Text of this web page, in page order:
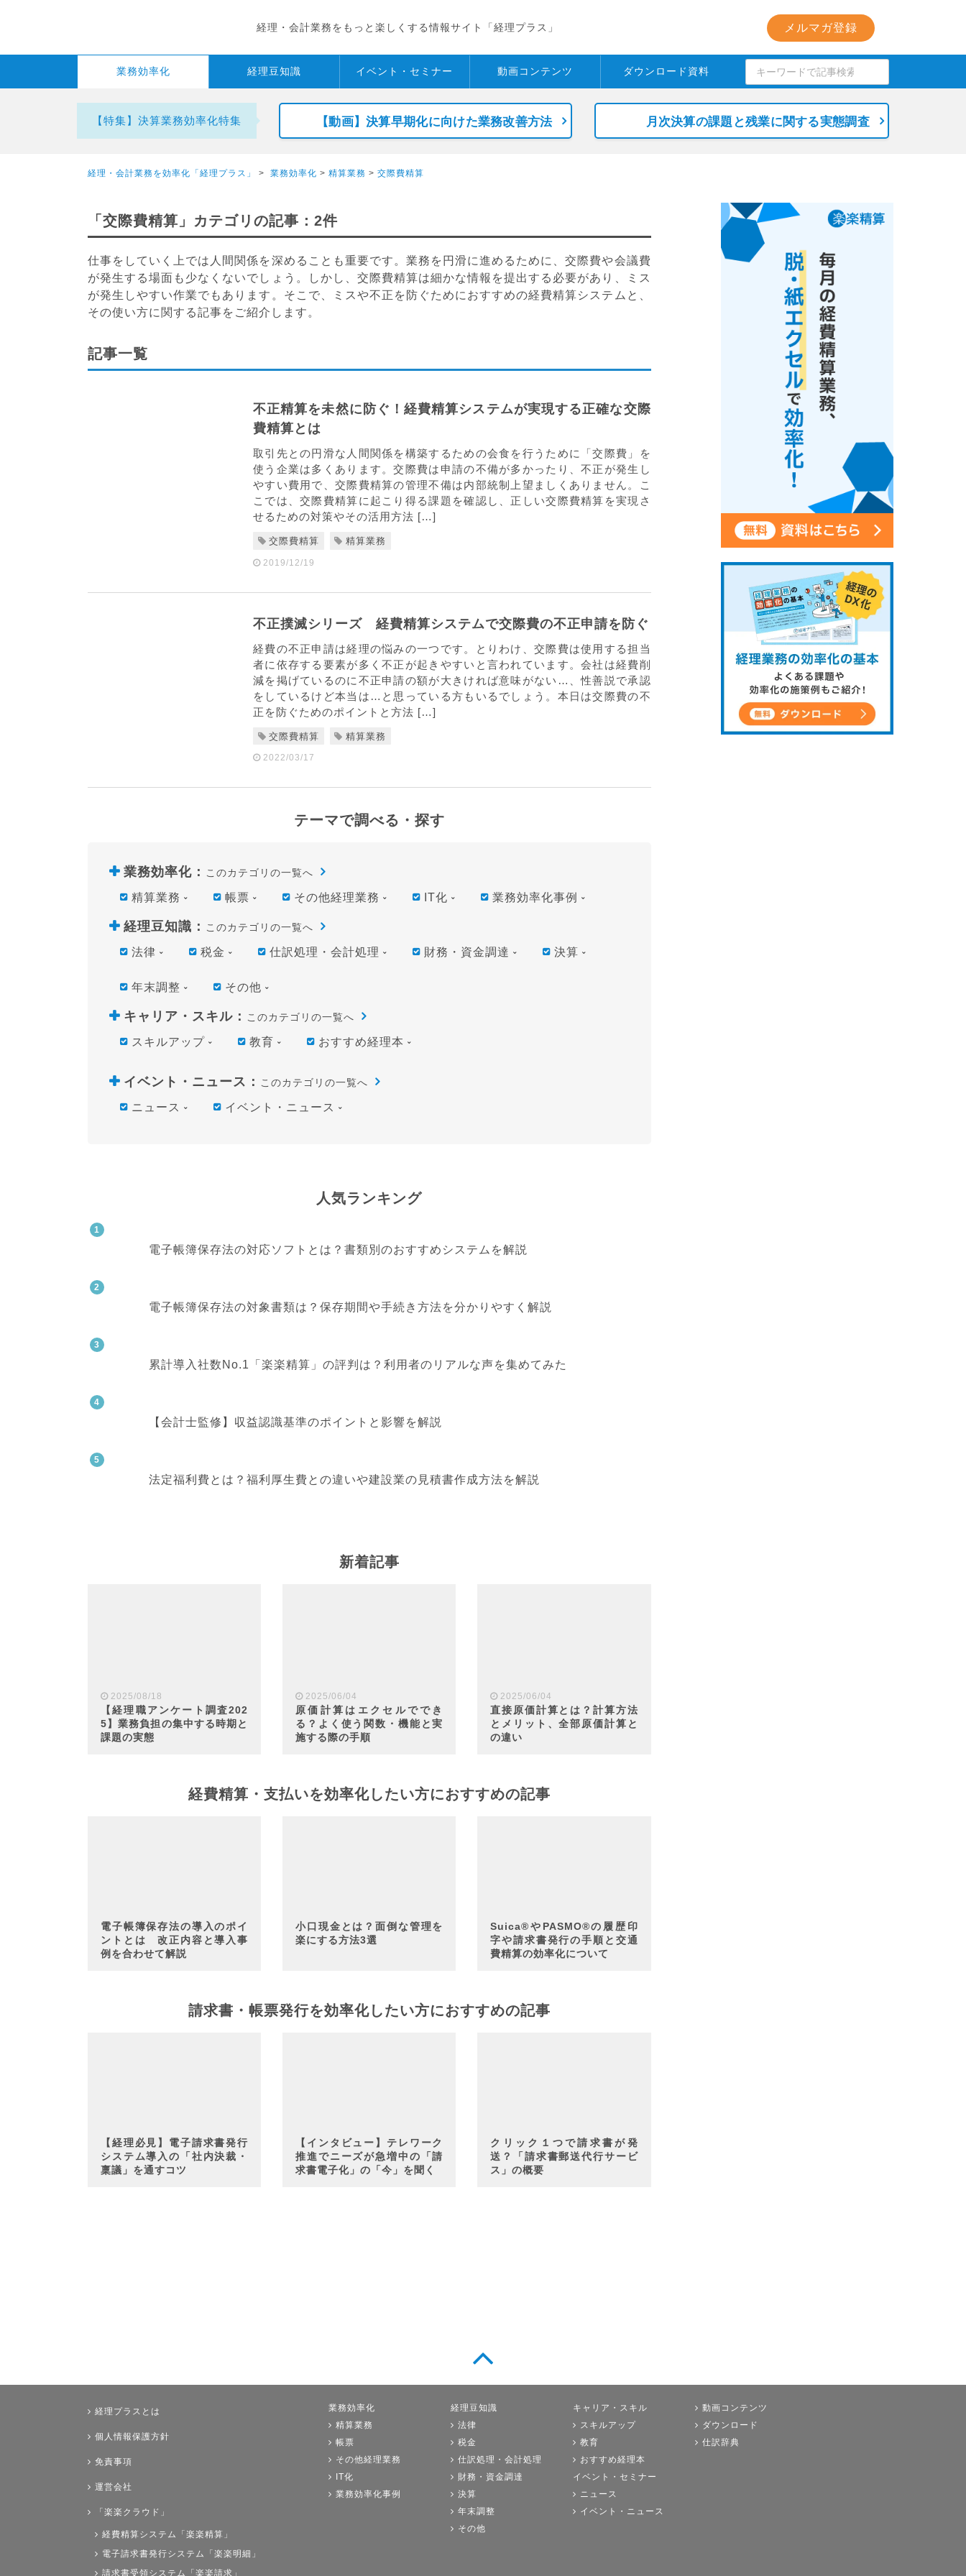
経理・会計業務をもっと楽しくする情報サイト「経理プラス」 メルマガ登録
業務効率化 経理豆知識 イベント・ セミナー 動画コンテンツ ダウンロード資料
【特集】決算業務効率化特集 【動画】決算早期化に向けた業務改善方法 月次決算の課題と残業に関する実態調査
経理・会計業務を効率化「経理プラス」 > 業務効率化 > 精算業務 > 交際費精算
「交際費精算」カテゴリの記事：2件
仕事をしていく上では人間関係を深めることも重要です。業務を円滑に進めるために、交際費や会議費
が発生する場面も少なくないでしょう。しかし、交際費精算は細かな情報を提出する必要があり、ミス
が発生しやすい作業でもあります。そこで、ミスや不正を防ぐためにおすすめの経費精算システムと、
その使い方に関する記事をご紹介します。
記事一覧
不正精算を未然に防ぐ！経費精算システムが実現する正確な交際
費精算とは
取引先との円滑な人間関係を構築するための会食を行うために「交際費」を
使う企業は多くあります。交際費は申請の不備が多かったり、不正が発生し
やすい費用で、交際費精算の管理不備は内部統制上望ましくありません。こ
こでは、交際費精算に起こり得る課題を確認し、正しい交際費精算を実現さ
せるための対策やその活用方法 […]
交際費精算 精算業務
2019/12/19
不正撲滅シリーズ 経費精算システムで交際費の不正申請を防ぐ
経費の不正申請は経理の悩みの一つです。とりわけ、交際費は使用する担当
者に依存する要素が多く不正が起きやすいと言われています。会社は経費削
減を掲げているのに不正申請の額が大きければ意味がない…、性善説で承認
をしているけど本当は…と思っている方もいるでしょう。本日は交際費の不
正を防ぐためのポイントと方法 […]
交際費精算 精算業務
2022/03/17
テーマで調べる・探す
業務効率化 ： このカテゴリの一覧へ
精算業務 帳票 その他経理業務 IT化 業務効率化事例
経理豆知識 ： このカテゴリの一覧へ
法律 税金 仕訳処理・会計処理 財務・資金調達 決算
年末調整 その他
キャリア・スキル ： このカテゴリの一覧へ
スキルアップ 教育 おすすめ経理本
イベント・ニュース ： このカテゴリの一覧へ
ニュース イベント・ニュース
人気ランキング
電子帳簿保存法の対応ソフトとは？書類別のおすすめシステムを解説
電子帳簿保存法の対象書類は？保存期間や手続き方法を分かりやすく解説
累計導入社数No.1「楽楽精算」の評判は？利用者のリアルな声を集めてみた
【会計士監修】収益認識基準のポイントと影響を解説
法定福利費とは？福利厚生費との違いや建設業の見積書作成方法を解説
新着記事
2025/08/18
【経理職アンケート調査202
5】業務負担の集中する時期と
課題の実態
2025/06/04
原価計算はエクセルででき
る？よく使う関数・機能と実
施する際の手順
2025/06/04
直接原価計算とは？計算方法
とメリット、全部原価計算と
の違い
経費精算・支払いを効率化したい方におすすめの記事
電子帳簿保存法の導入のポイ
ントとは 改正内容と導入事
例を合わせて解説
小口現金とは？面倒な管理を
楽にする方法3選
Suica®やPASMO®の履歴印
字や請求書発行の手順と交通
費精算の効率化について
請求書・帳票発行を効率化したい方におすすめの記事
【経理必見】電子請求書発行
システム導入の「社内決裁・
稟議」を通すコツ
【インタビュー】テレワーク
推進でニーズが急増中の「請
求書電子化」の「今」を聞く
クリック１つで請求書が発
送？「請求書郵送代行サービ
ス」の概要
経理プラスとは
個人情報保護方針
免責事項
運営会社
「楽楽クラウド」
経費精算システム「楽楽精算」
電子請求書発行システム「楽楽明細」
請求書受領システム「楽楽請求」
業務効率化
精算業務
帳票
その他経理業務
IT化
業務効率化事例
経理豆知識
法律
税金
仕訳処理・会計処理
財務・資金調達
決算
年末調整
その他
キャリア・スキル
スキルアップ
教育
おすすめ経理本
イベント・セミナー
ニュース
イベント・ニュース
動画コンテンツ
ダウンロード
仕訳辞典